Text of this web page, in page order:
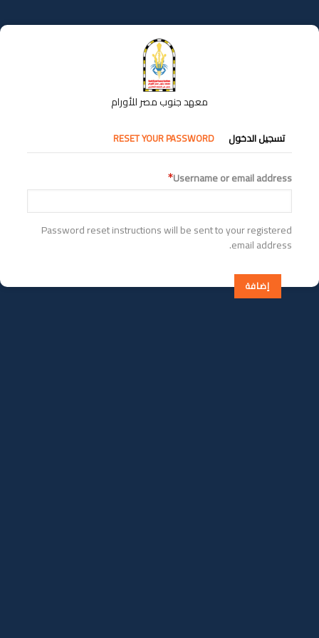
إلى
المحتوى
معهد جنوب مصر للأورام
التبويبات
الأساسية
تسجيل الدخول RESET YOUR PASSWORD
Username or email address
Password reset instructions will be sent to your registered
email address.